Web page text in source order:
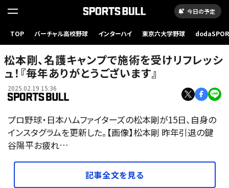
今日の予定
TOP バーチャル高校野球 インターハイ 東京六大学野球
松本剛、名護キャンプで施術を受けリフレッシ
ュ！『毎年ありがとうございます』
2025.02.19 15:36
プロ野球・日本ハムファイターズの松本剛が15日、自身の
インスタグラムを更新した。【画像】松本剛 昨年引退の鍵
谷陽平お疲れ…
記事全文を見る